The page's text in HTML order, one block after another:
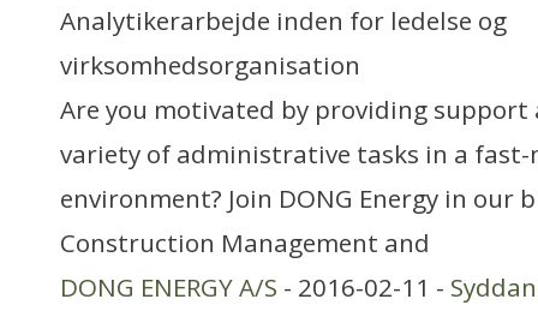
Analytikerarbejde inden for ledelse og
virksomhedsorganisation
Are you motivated by providing support
variety of administrative tasks in a
environment? Join DONG Energy in our
Construction Management and
DONG ENERGY A/S - 2016-02-11 -